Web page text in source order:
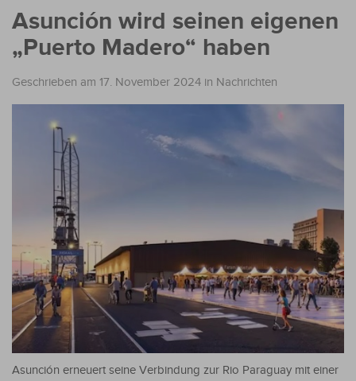
Asunción wird seinen eigenen
„Puerto Madero“ haben
Geschrieben am 17. November 2024 in Nachrichten
Asunción erneuert seine Verbindung zur Rio Paraguay mit einer